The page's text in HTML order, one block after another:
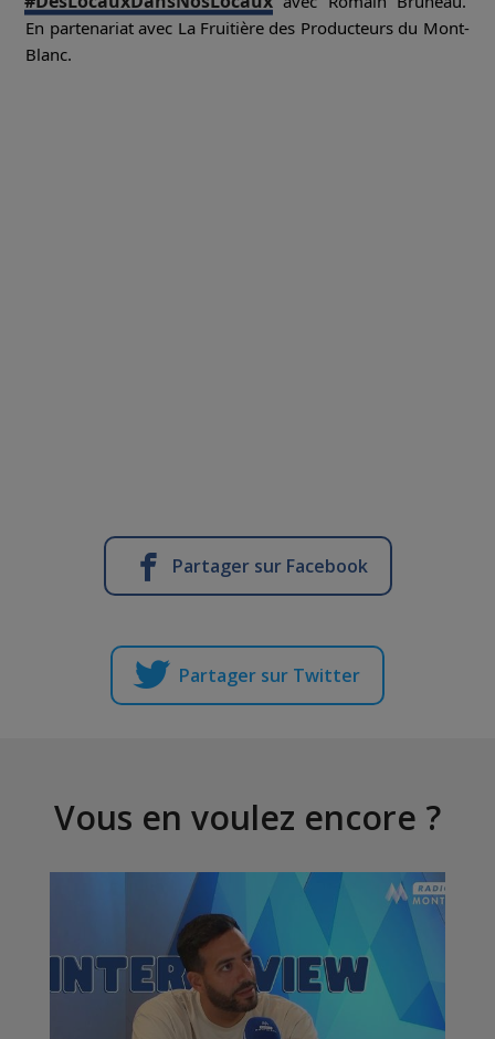
En partenariat avec La Fruitière des Producteurs du Mont-
Blanc.
Partager sur Facebook
Partager sur Twitter
Vous en voulez encore ?